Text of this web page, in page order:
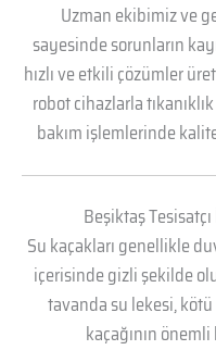
Uzman ekibimiz ve
sayesinde sorunların
hızlı ve etkili çözümler
robot cihazlarla
bakım işlemlerinde
Beşiktaş
Su kaçakları genellikle
içerisinde gizli şekilde
tavanda su lekesi,
kaçağının